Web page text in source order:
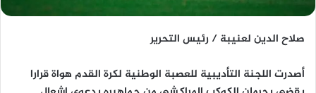
صلاح الدين لعنيبة / رئيس التحرير
أصدرت اللجنة التأديبية للعصبة الوطنية لكرة القدم هواة قرارا